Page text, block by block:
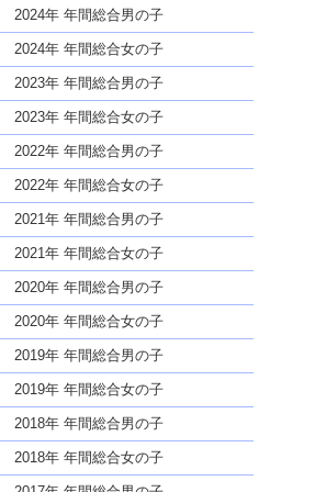
名前であっても奇抜すぎない
2024年 年間総合男の子
2024年 年間総合女の子
2023年 年間総合男の子
2023年 年間総合女の子
2022年 年間総合男の子
2022年 年間総合女の子
2021年 年間総合男の子
2021年 年間総合女の子
2020年 年間総合男の子
2020年 年間総合女の子
2019年 年間総合男の子
2019年 年間総合女の子
2018年 年間総合男の子
2018年 年間総合女の子